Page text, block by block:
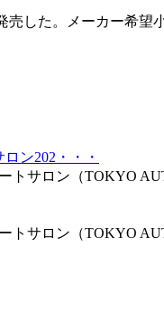
売した。メーカー希望
ン202・・・
トサロン（TOKYO
トサロン（TOKYO